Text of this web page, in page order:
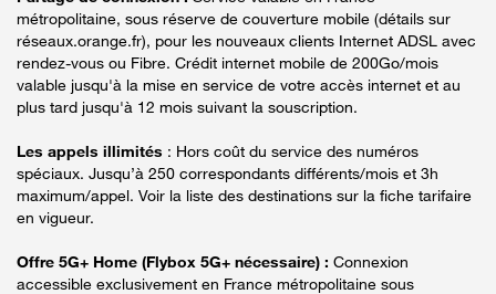
métropolitaine, sous réserve de couverture mobile (détails sur
réseaux.orange.fr), pour les nouveaux clients Internet ADSL avec
rendez-vous ou Fibre. Crédit internet mobile de 200Go/mois
valable jusqu'à la mise en service de votre accès internet et au
plus tard jusqu'à 12 mois suivant la souscription.
Les appels illimités : Hors coût du service des numéros
spéciaux. Jusqu’à 250 correspondants différents/mois et 3h
maximum/appel. Voir la liste des destinations sur la fiche tarifaire
en vigueur.
Offre 5G+ Home (Flybox 5G+ nécessaire) : Connexion
accessible exclusivement en France métropolitaine sous